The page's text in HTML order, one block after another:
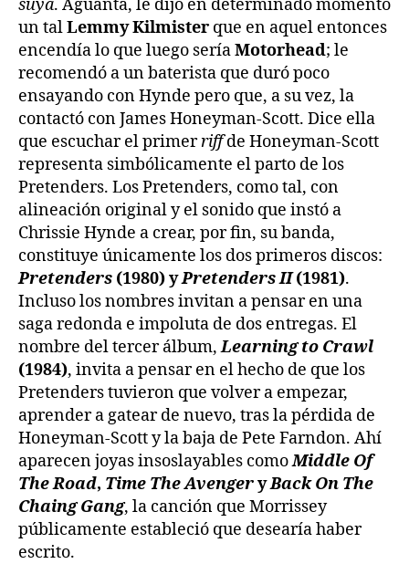
suya. Aguanta, le dijo en determinado momento
un talLemmy Kilmister que en aquel entonces
encendía lo que luego seríaMotorhead; le
recomendó a un baterista que duró poco
ensayando con Hynde pero que, a su vez, la
contactó con James Honeyman-Scott. Dice ella
que escuchar el primerriffde Honeyman-Scott
representa simbólicamente el parto de los
Pretenders. Los Pretenders, como tal, con
alineación original y el sonido que instó a
Chrissie Hynde a crear, por fin, su banda,
constituye únicamente los dos primeros discos:
Pretenders (1980) yPretenders II(1981).
Incluso los nombres invitan a pensar en una
saga redonda e impoluta de dos entregas. El
nombre del tercer álbum,Learning to Crawl
(1984), invita a pensar en el hecho de que los
Pretenders tuvieron que volver a empezar,
aprender a gatear de nuevo, tras la pérdida de
Honeyman-Scott y la baja de Pete Farndon. Ahí
aparecen joyas insoslayables comoMiddle Of
The Road, Time The AvengeryBack On The
Chaing Gang, la canción que Morrissey
públicamente estableció que desearía haber
escrito.